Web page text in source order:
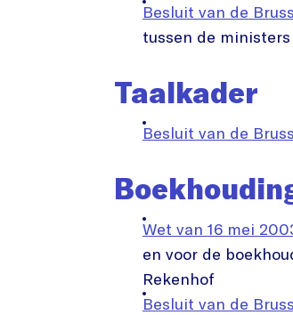
Besluit van de
tussen de
Taalkader
Besluit van de
Wet van 16 mei
en voor de
Rekenhof
Besluit van de